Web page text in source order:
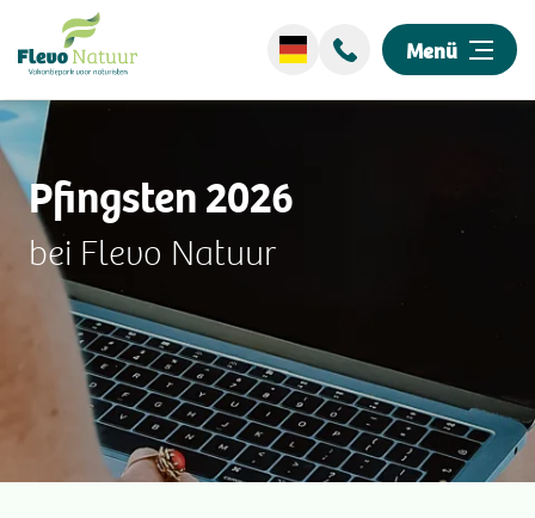
Menü
Übernachten
Entdecken Sie unseren Park
Events
Umgebung
Pfingsten 2026
bei Flevo Natuur